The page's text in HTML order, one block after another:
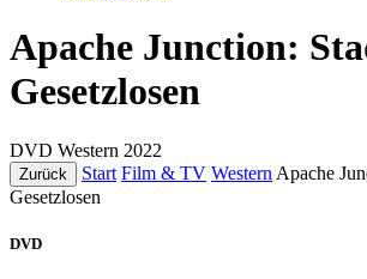
Apache Junction:
Gesetzlosen
DVD Western 2022
Zurück Start Film & TV Western Apache
Gesetzlosen
DVD